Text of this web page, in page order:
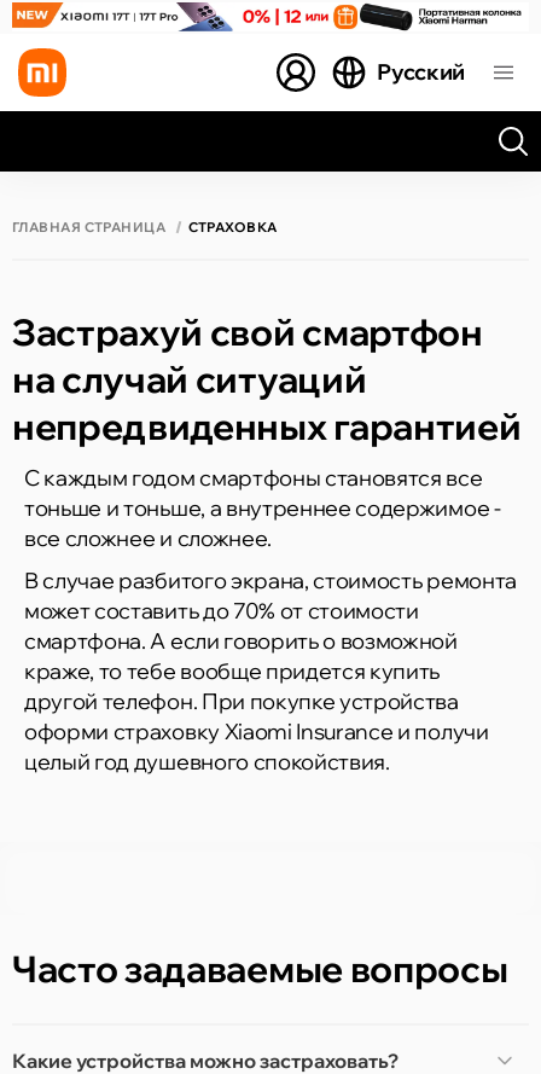
Русский
ГЛАВНАЯ СТРАНИЦА СТРАХОВКА
Застрахуй свой смартфон
на случай ситуаций
непредвиденных гарантией
С каждым годом смартфоны становятся все
тоньше и тоньше, а внутреннее содержимое -
все сложнее и сложнее.
В случае разбитого экрана, стоимость ремонта
может составить до 70% от стоимости
смартфона. А если говорить о возможной
краже, то тебе вообще придется купить
другой телефон. При покупке устройства
оформи страховку Xiaomi Insurance и получи
целый год душевного спокойствия.
Часто задаваемые вопросы
Какие устройства можно застраховать?